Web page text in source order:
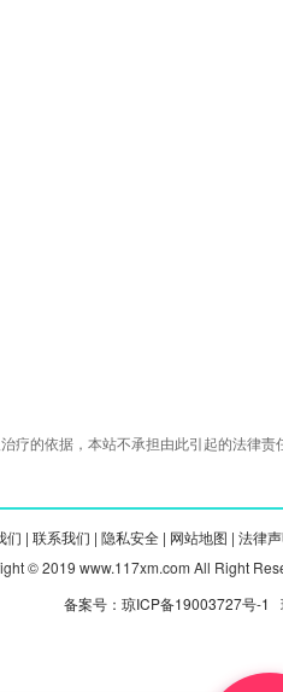
疗的依据，本站不承担由此引起的法律
们 | 联系我们 | 隐私安全 | 网站地图 | 法律
© 2019 www.117xm.com All Right
备案号：琼ICP备19003727号-1